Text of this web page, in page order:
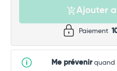
Ajouter
Paiement
Me prévenirquand